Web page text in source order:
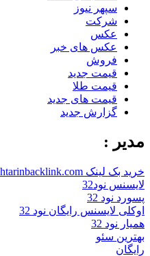
سپهر نیوز
شرکت
عکس
عکس های خبر
فروش
قیمت جدید
قیمت طلا
قیمت های جدید
گزارش جدید
مدیر :
خرید بک لینک behtarinbacklink.com
لایسنس نود32
پسورد نود 32
اوکلی لایسنس رایگان نود 32
همیار نود 32
بهترین سئو
رایگان